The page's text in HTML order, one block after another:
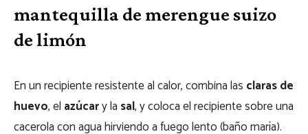
mantequilla de merengue suizo
de limón
En un recipiente resistente al calor, combina las claras de
huevo, el azúcary la sal, y coloca el recipiente sobre una
cacerola con agua hirviendo a fuego lento (baño maría).